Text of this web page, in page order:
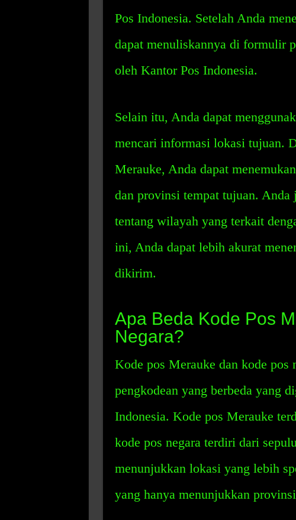
Pos Indonesia. Setelah Anda
dapat menuliskannya di formulir
oleh Kantor Pos Indonesia.
Selain itu, Anda dapat
mencari informasi lokasi tujuan.
Merauke, Anda dapat
dan provinsi tempat tujuan. Anda
tentang wilayah yang terkait
ini, Anda dapat lebih akurat
dikirim.
Apa Beda Kode Pos
Negara?
Kode pos Merauke dan kode pos
pengkodean yang berbeda yang
Indonesia. Kode pos Merauke
kode pos negara terdiri dari
menunjukkan lokasi yang lebih
yang hanya menunjukkan